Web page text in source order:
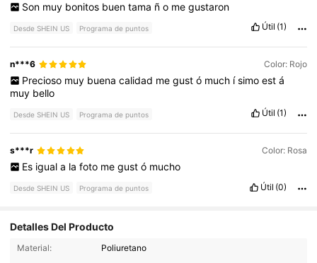
Son muy bonitos buen tama ñ o me gustaron
Desde SHEIN US Programa de puntos Útil (1)
n***6 Color: Rojo
Precioso muy buena calidad me gust ó much ísimo est á
muy bello
Desde SHEIN US Programa de puntos Útil (1)
s***r Color: Rosa
Es igual a la foto me gust ó mucho
Desde SHEIN US Programa de puntos Útil (0)
Detalles Del Producto
Material:
Poliuretano